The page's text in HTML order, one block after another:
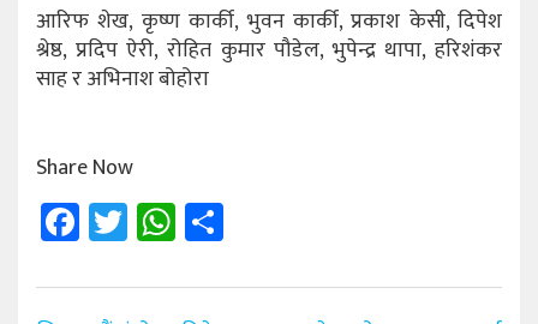
आरिफ शेख, कृष्ण कार्की, भुवन कार्की, प्रकाश केसी, दिपेश
श्रेष्ठ, प्रदिप ऐरी, रोहित कुमार पौडेल, भुपेन्द्र थापा, हरिशंकर
साह र अभिनाश बोहोरा
Share Now
Facebook
TwitterWhatsApp